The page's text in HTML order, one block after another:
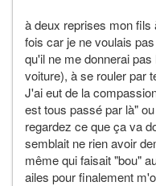
à deux reprises mon fils
fois car je ne voulais
qu'il ne me donnerai
voiture), à se rouler par
J'ai eut de la
est tous passé par là"
regardez ce que ça va
semblait ne rien avoir
même qui faisait "bou"
ailes pour finalement